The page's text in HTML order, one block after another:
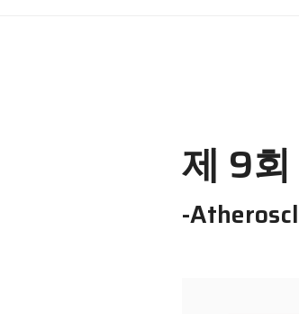
제 9
-